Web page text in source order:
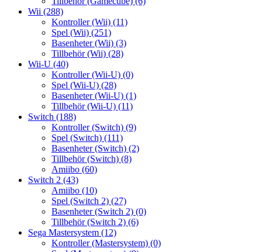
Wii (288)
Kontroller (Wii) (11)
Spel (Wii) (251)
Basenheter (Wii) (3)
Tillbehör (Wii) (28)
Wii-U (40)
Kontroller (Wii-U) (0)
Spel (Wii-U) (28)
Basenheter (Wii-U) (1)
Tillbehör (Wii-U) (11)
Switch (188)
Kontroller (Switch) (9)
Spel (Switch) (111)
Basenheter (Switch) (2)
Tillbehör (Switch) (8)
Amiibo (60)
Switch 2 (43)
Amiibo (10)
Spel (Switch 2) (27)
Basenheter (Switch 2) (0)
Tillbehör (Switch 2) (6)
Sega Mastersystem (12)
Kontroller (Mastersystem) (0)